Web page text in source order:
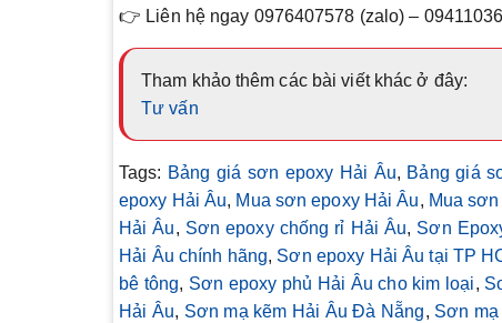
👉 Liên hệ ngay 0976407578 (zalo) –
Tham khảo thêm các bài viết khác ở đây:
Tư vấn
Tags: Bảng giá sơn epoxy Hải Âu, Bảng giá
epoxy Hải Âu, Mua sơn epoxy Hải Âu, Mua
Hải Âu, Sơn epoxy chống rỉ Hải Âu, Sơn
Hải Âu chính hãng, Sơn epoxy Hải Âu tại TP
bê tông, Sơn epoxy phủ Hải Âu cho kim loại,
Hải Âu, Sơn mạ kẽm Hải Âu Đà Nẵng, Sơn